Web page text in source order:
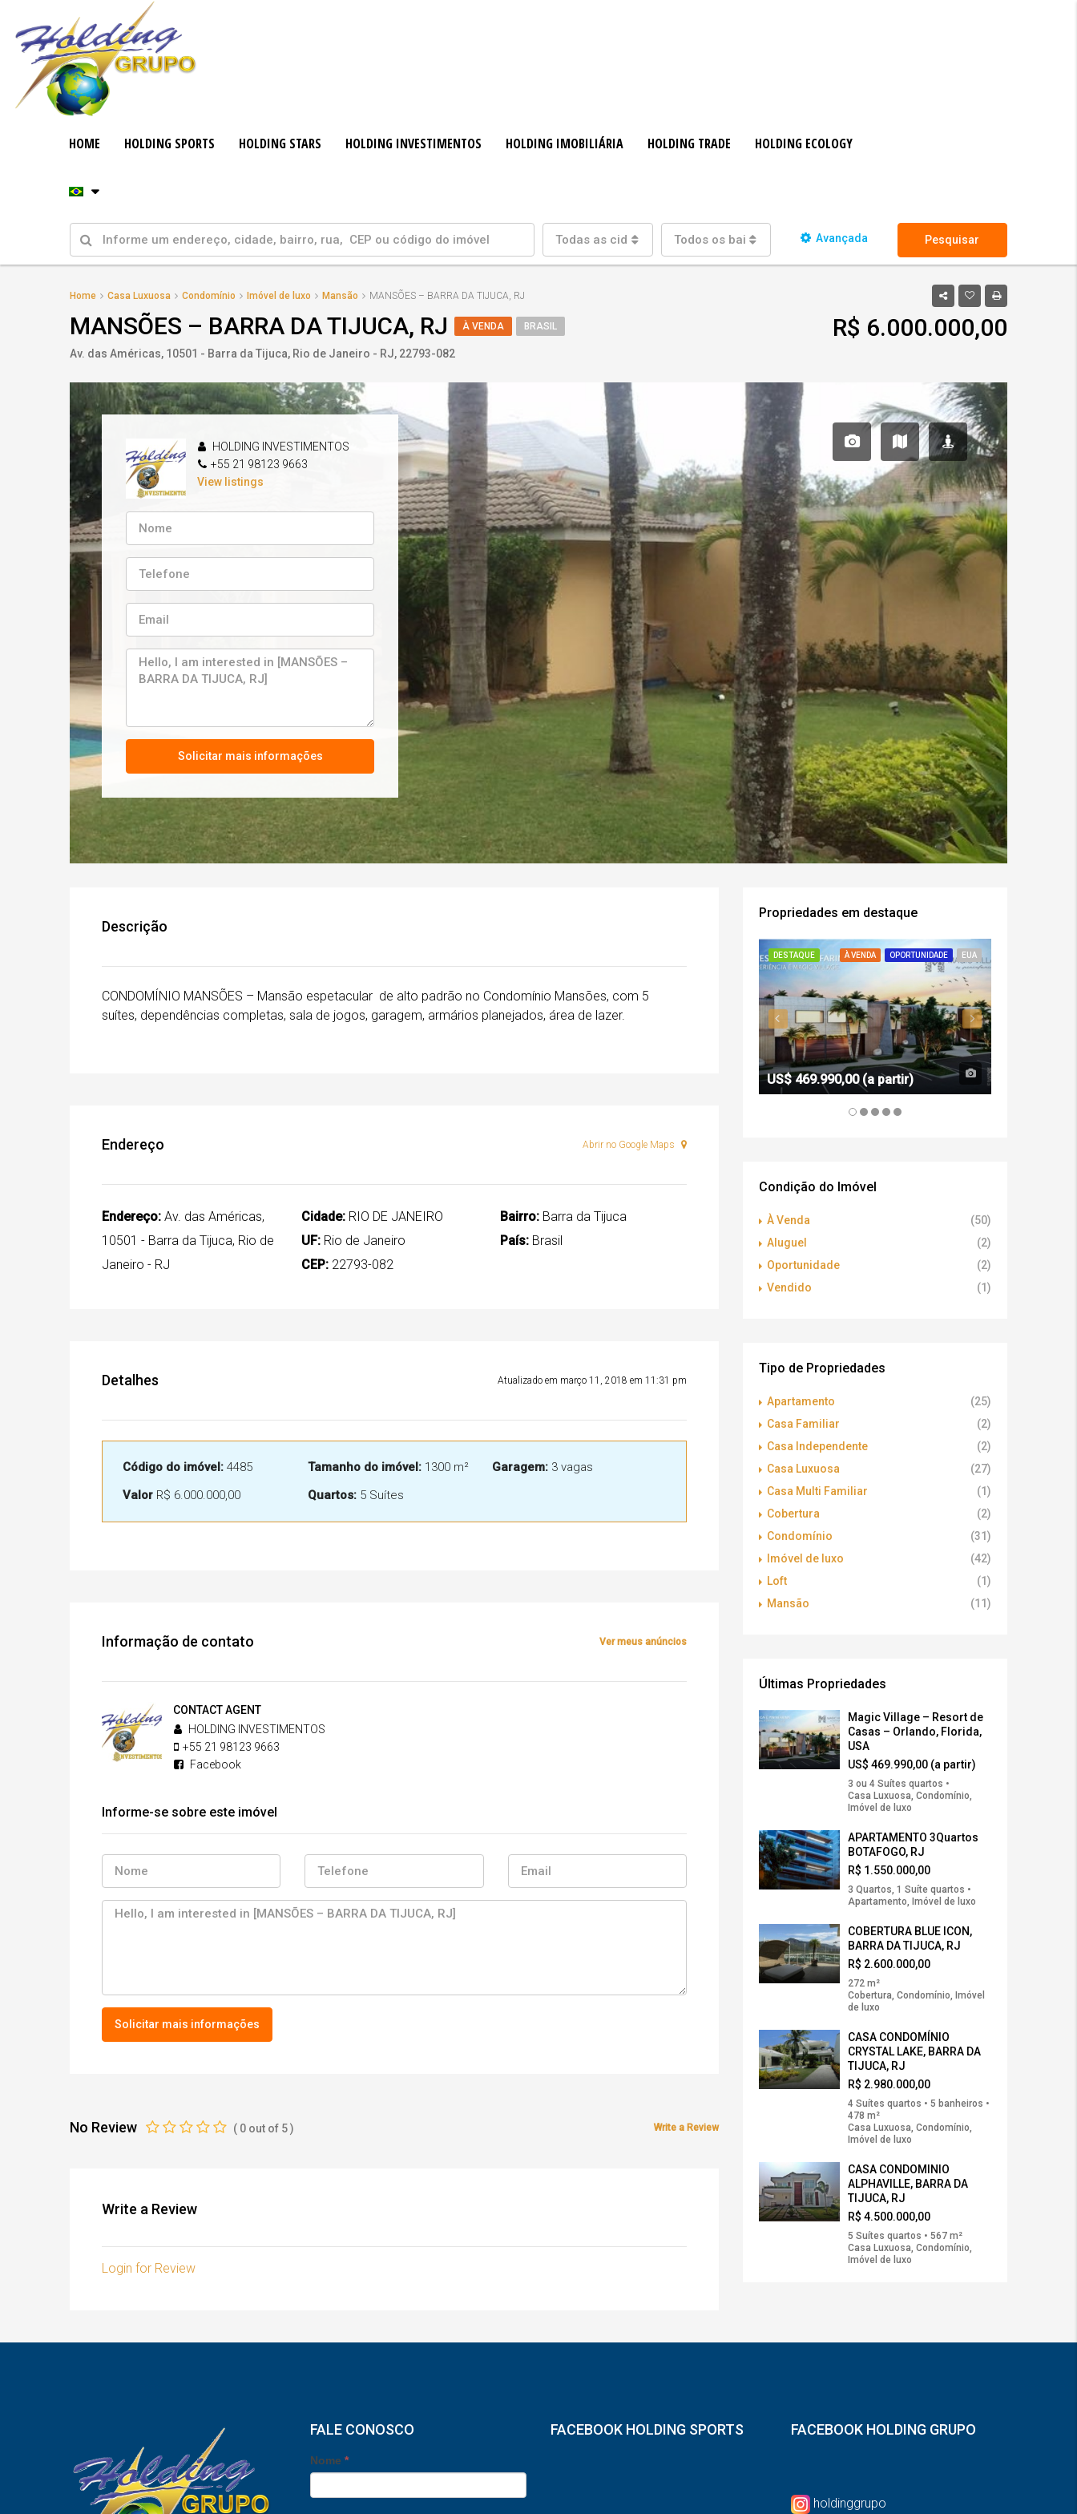
HOME HOLDING SPORTS HOLDING STARS HOLDING INVESTIMENTOS HOLDING IMOBILIÁRIA HOLDING TRADE HOLDING ECOLOGY
Todas as cidades Todos os bairros Avançada Pesquisar
Home Casa Luxuosa Condomínio Imóvel de luxo Mansão MANSÕES – BARRA DA TIJUCA, RJ
MANSÕES – BARRA DA TIJUCA, RJ À VENDA BRASIL
Av. das Américas, 10501 - Barra da Tijuca, Rio de Janeiro - RJ, 22793-082
R$ 6.000.000,00
HOLDING INVESTIMENTOS
+55 21 98123 9663
View listings
Solicitar mais informações
Descrição
CONDOMÍNIO MANSÕES – Mansão espetacular de alto padrão no Condomínio Mansões, com 5
suítes, dependências completas, sala de jogos, garagem, armários planejados, área de lazer.
Endereço Abrir no Google Maps
Endereço: Av. das Américas,
10501 - Barra da Tijuca, Rio de
Janeiro - RJ
Cidade:RIO DE JANEIRO
UF:Rio de Janeiro
CEP:22793-082
Bairro: Barra da Tijuca
País: Brasil
Detalhes Atualizado em março 11, 2018 em 11:31 pm
Código do imóvel: 4485
Valor R$ 6.000.000,00
Tamanho do imóvel:1300 m²
Quartos:5 Suítes
Garagem: 3 vagas
Informação de contato Ver meus anúncios
CONTACT AGENT
HOLDING INVESTIMENTOS
+55 21 98123 9663
Facebook
Informe-se sobre este imóvel
Solicitar mais informações
No Review ( 0 out of 5) Write a Review
Write a Review
Login for Review
Propriedades em destaque
DESTAQUE À VENDA OPORTUNIDADE EUA
US$ 469.990,00 (a partir)
Condição do Imóvel
À Venda
(50)
Aluguel
(2)
Oportunidade
(2)
Vendido
(1)
Tipo de Propriedades
Apartamento
(25)
Casa Familiar
(2)
Casa Independente
(2)
Casa Luxuosa
(27)
Casa Multi Familiar
(1)
Cobertura
(2)
Condomínio
(31)
Imóvel de luxo
(42)
Loft
(1)
Mansão
(11)
Últimas Propriedades
Magic Village – Resort de
Casas – Orlando, Florida,
USA
US$ 469.990,00 (a partir)
3 ou 4 Suítes quartos •
Casa Luxuosa, Condomínio,
Imóvel de luxo
APARTAMENTO 3Quartos
BOTAFOGO, RJ
R$ 1.550.000,00
3 Quartos, 1 Suíte quartos •
Apartamento, Imóvel de luxo
COBERTURA BLUE ICON,
BARRA DA TIJUCA, RJ
R$ 2.600.000,00
272 m²
Cobertura, Condomínio, Imóvel
de luxo
CASA CONDOMÍNIO
CRYSTAL LAKE, BARRA DA
TIJUCA, RJ
R$ 2.980.000,00
4 Suítes quartos • 5 banheiros •
478 m²
Casa Luxuosa, Condomínio,
Imóvel de luxo
CASA CONDOMINIO
ALPHAVILLE, BARRA DA
TIJUCA, RJ
R$ 4.500.000,00
5 Suítes quartos • 567 m²
Casa Luxuosa, Condomínio,
Imóvel de luxo
FALE CONOSCO
Nome *
FACEBOOK HOLDING SPORTS FACEBOOK HOLDING GRUPO
holdinggrupo